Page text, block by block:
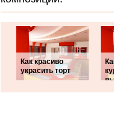
Как красиво
украсить торт